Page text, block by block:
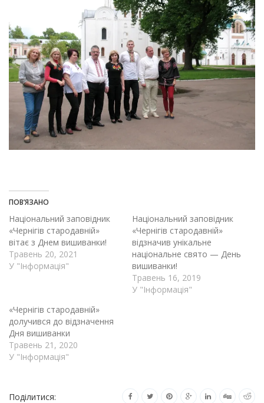
ПОВ’ЯЗАНО
Національний заповідник
«Чернігів стародавній»
вітає з Днем вишиванки!
Травень 20, 2021
У "Інформація"
Національний заповідник
«Чернігів стародавній»
відзначив унікальне
національне свято — День
вишиванки!
Травень 16, 2019
У "Інформація"
«Чернігів стародавній»
долучився до відзначення
Дня вишиванки
Травень 21, 2020
У "Інформація"
Поділитися: